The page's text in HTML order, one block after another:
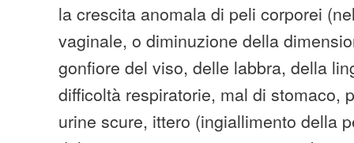
la crescita anomala di peli corporei
vaginale, o diminuzione della
gonfiore del viso, delle labbra, della
difficoltà respiratorie, mal di stomaco,
urine scure, ittero (ingiallimento della